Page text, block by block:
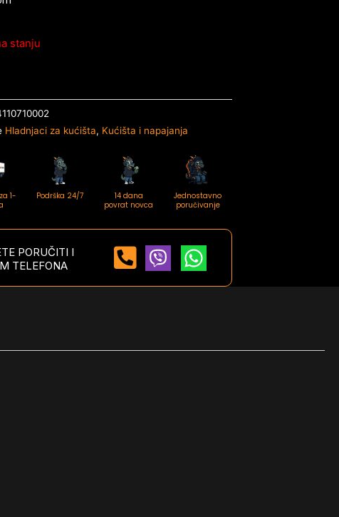
stanju
Hladnjaci za kućišta, Kućišta i napajanja
1-
Podrška 24/7
14 dana
povrat novca
Jednostavno
poručivanje
PORUČITI I
TELEFONA